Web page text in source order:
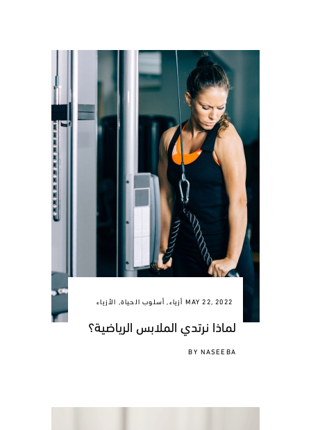
MAY 22, 2022 أزياء أسلوب الحياة الأزياء‎‎
لماذا نرتدي الملابس الرياضية؟
BY NASEEBA